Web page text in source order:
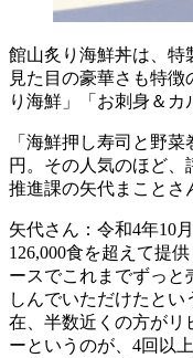
館山炙り海鮮丼は、特
見た目の豪華さも特
り海鮮」「お刺身＆カ
「海鮮押し寿司と野
円。その人気のほど
推進課の矢代まことさ
矢代さん：令和4年10
126,000食を超えて提
ースでこれまでずっと
しんでいただけたと
在、半数近くの方がリ
ーというのが、4回以